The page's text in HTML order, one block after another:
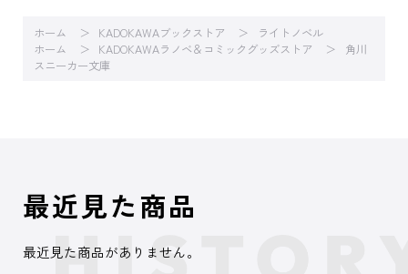
ホーム KADOKAWAブックストア
ライトノベル
ホーム
KADOKAWAラノベ＆コミックグッズストア
角川
スニーカー文庫
最近見た商品
最近見た商品がありません。